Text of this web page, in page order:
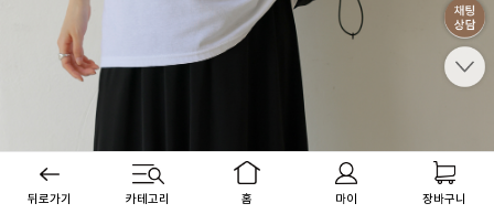
뒤로가기 카테고리 홈 마이 장바구니